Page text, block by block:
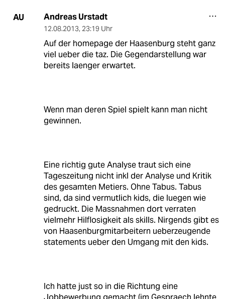
AU Andreas Urstadt
12.08.2013, 23:19 Uhr
Auf der homepage der Haasenburg steht ganz
viel ueber die taz. Die Gegendarstellung war
bereits laenger erwartet.
Wenn man deren Spiel spielt kann man nicht
gewinnen.
Eine richtig gute Analyse traut sich eine
Tageszeitung nicht inkl der Analyse und Kritik
des gesamten Metiers. Ohne Tabus. Tabus
sind, da sind vermutlich kids, die luegen wie
gedruckt. Die Massnahmen dort verraten
vielmehr Hilflosigkeit als skills. Nirgends gibt es
von Haasenburgmitarbeitern ueberzeugende
statements ueber den Umgang mit den kids.
Ich hatte just so in die Richtung eine